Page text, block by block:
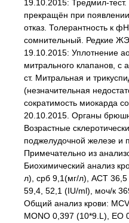
19.10.2015: Тредмил-
прекращён при
отказ. Толерантность к
сомнительный. Редкие
19.10.2015: Уплотнение
митрального клапанов, с
ст. Митральная и
(незначительная
сократимость миокарда
20.10.2015. Органы
Возрастные
поджелудочной железе и
Примечательно из
Биохимический анализ
л), срб 9,1(мг/л), АСТ
59,4, 52,1 (IU/ml), моч/к
Общий анализ крови:
MONO 0,397 (10*9.L), EO